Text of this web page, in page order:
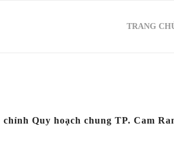
TRANG
Quy hoạch chung TP. Cam